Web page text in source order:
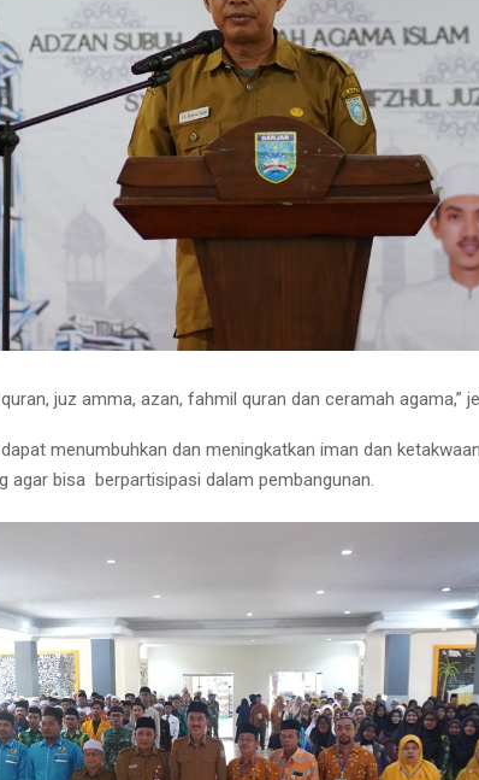
juz amma, azan, fahmil quran dan ceramah agama,”
menumbuhkan dan meningkatkan iman dan
agar bisa berpartisipasi dalam pembangunan.